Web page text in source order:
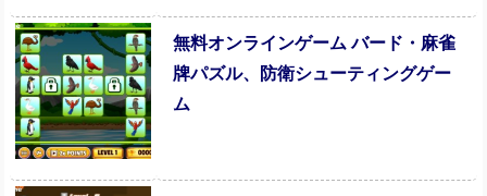
無料オンラインゲーム バード・麻雀
牌パズル、防衛シューティングゲー
ム